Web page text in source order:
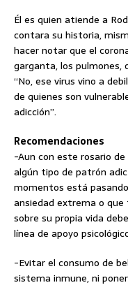
Él es quien atiende a
contara su historia,
hacer notar que el
garganta, los
“No, ese virus vino a
de quienes son
adicción”.
Recomendaciones
-Aun con este rosario
algún tipo de patrón
momentos está
ansiedad extrema o
sobre su propia vida
línea de apoyo
-Evitar el consumo de
sistema inmune, ni